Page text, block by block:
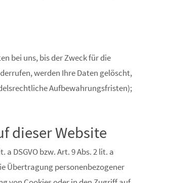
bei uns, bis der Zweck für die
werden Ihre Daten gelöscht,
Aufbewahrungsfristen);
dieser Website
DSGVO bzw. Art. 9 Abs. 2 lit. a
Übertragung personenbezogener